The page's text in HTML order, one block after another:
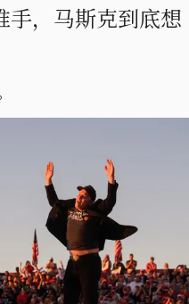
手，马斯克到底想